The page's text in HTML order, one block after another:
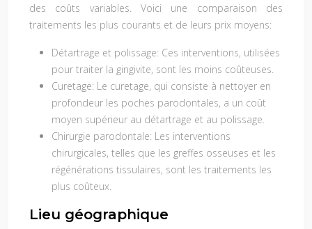
des coûts variables. Voici une comparaison des
traitements les plus courants et de leurs prix moyens:
Détartrage et polissage: Ces interventions, utilisées
pour traiter la gingivite, sont les moins coûteuses.
Curetage: Le curetage, qui consiste à nettoyer en
profondeur les poches parodontales, a un coût
moyen supérieur au détartrage et au polissage.
Chirurgie parodontale: Les interventions
chirurgicales, telles que les greffes osseuses et les
régénérations tissulaires, sont les traitements les
plus coûteux.
Lieu géographique